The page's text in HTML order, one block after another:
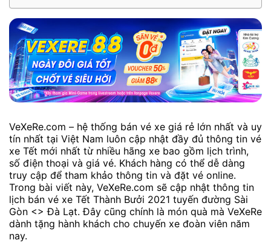
VeXeRe.com – hệ thống bán vé xe giá rẻ lớn nhất và uy
tín nhất tại Việt Nam luôn cập nhật đầy đủ thông tin vé
xe Tết mới nhất từ nhiều hãng xe bao gồm lịch trình,
số điện thoại và giá vé. Khách hàng có thể dễ dàng
truy cập để tham khảo thông tin và đặt vé online.
Trong bài viết này, VeXeRe.com sẽ cập nhật thông tin
lịch bán vé xe Tết Thành Bưởi 2021 tuyến đường Sài
Gòn <> Đà Lạt. Đây cũng chính là món quà mà VeXeRe
dành tặng hành khách cho chuyến xe đoàn viên năm
nay.